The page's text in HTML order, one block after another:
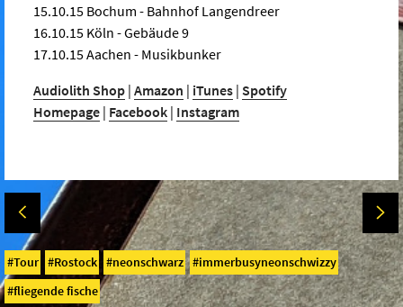
15.10.15 Bochum - Bahnhof Langendreer
16.10.15 Köln - Gebäude 9
17.10.15 Aachen - Musikbunker
Audiolith Shop | Amazon | iTunes | Spotify
Homepage | Facebook | Instagram
Tour Rostock neonschwarz
immerbusyneonschwizzy
fliegende fische